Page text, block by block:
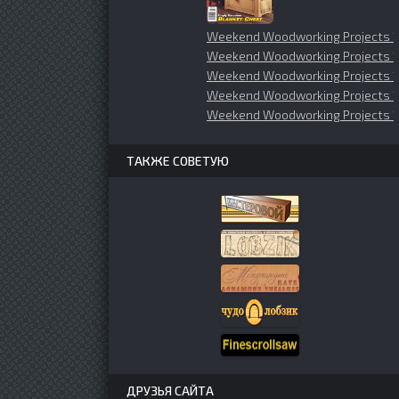
Weekend Woodworking Projects
Weekend Woodworking Projects
Weekend Woodworking Projects
Weekend Woodworking Projects
Weekend Woodworking Projects
ТАКЖЕ СОВЕТУЮ
ДРУЗЬЯ САЙТА